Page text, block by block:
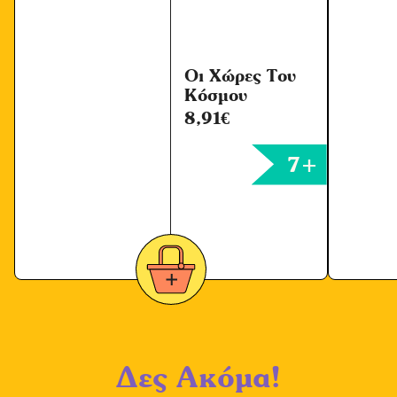
Οι Χώρες Του
Κόσμου
8,91€
7+
Δες Ακόμα!